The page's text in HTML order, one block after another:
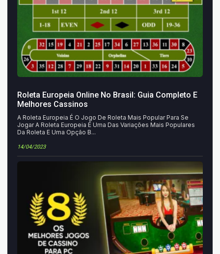
Roleta Europeia Online No Brasil: Guia Completo E
Melhores Cassinos
A Roleta Europeia É O Jogo De Roleta Mais Popular Para Se
Jogar A Roleta Europeia É Uma Das Variações Mais Populares
Da Roleta E Uma Opção B...
14/04/2023